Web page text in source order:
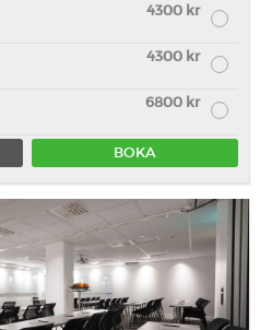
4300 kr
4300 kr
6800 kr
BOKA
Eftermiddag Heldag